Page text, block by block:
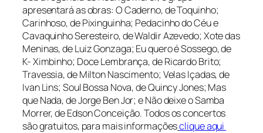
apresentará as obras: O Caderno,de Toquinho;
Carinhoso, de Pixinguinha; Pedacinho do Céu e
Cavaquinho Seresteiro, de Waldir Azevedo; Xote das
Meninas, de Luiz Gonzaga; Eu quero é Sossego, de
K- Ximbinho; Doce Lembrança, de Ricardo Brito;
Travessia, de Milton Nascimento; Velas Içadas, de
Ivan Lins; Soul Bossa Nova, de Quincy Jones; Mas
que Nada, de Jorge Ben Jor; e Não deixe o Samba
Morrer, de Edson Conceição. Todos os concertos
são gratuitos, para mais informaçõesclique aqui